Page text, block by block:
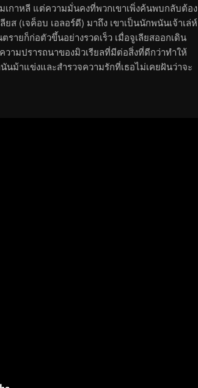
เกาหลี แต่ความมั่นคงที่พวกเขาเพิ่งค้นพบกลับต้อง
ส (เจค็อบ เอลอร์ดี) มาถึง เขาเป็นนักพนันเจ้าเล่ห์
ายก็ก่อตัวขึ้นอย่างรวดเร็ว เมื่อจูเลียสออกเดิน
ามปรารถนาของมิวเรียลที่มีต่อสิ่งที่ดีกว่าทำให้
นม้าแข่งและสำรวจความรักที่เธอไม่เคยฝันว่าจะ